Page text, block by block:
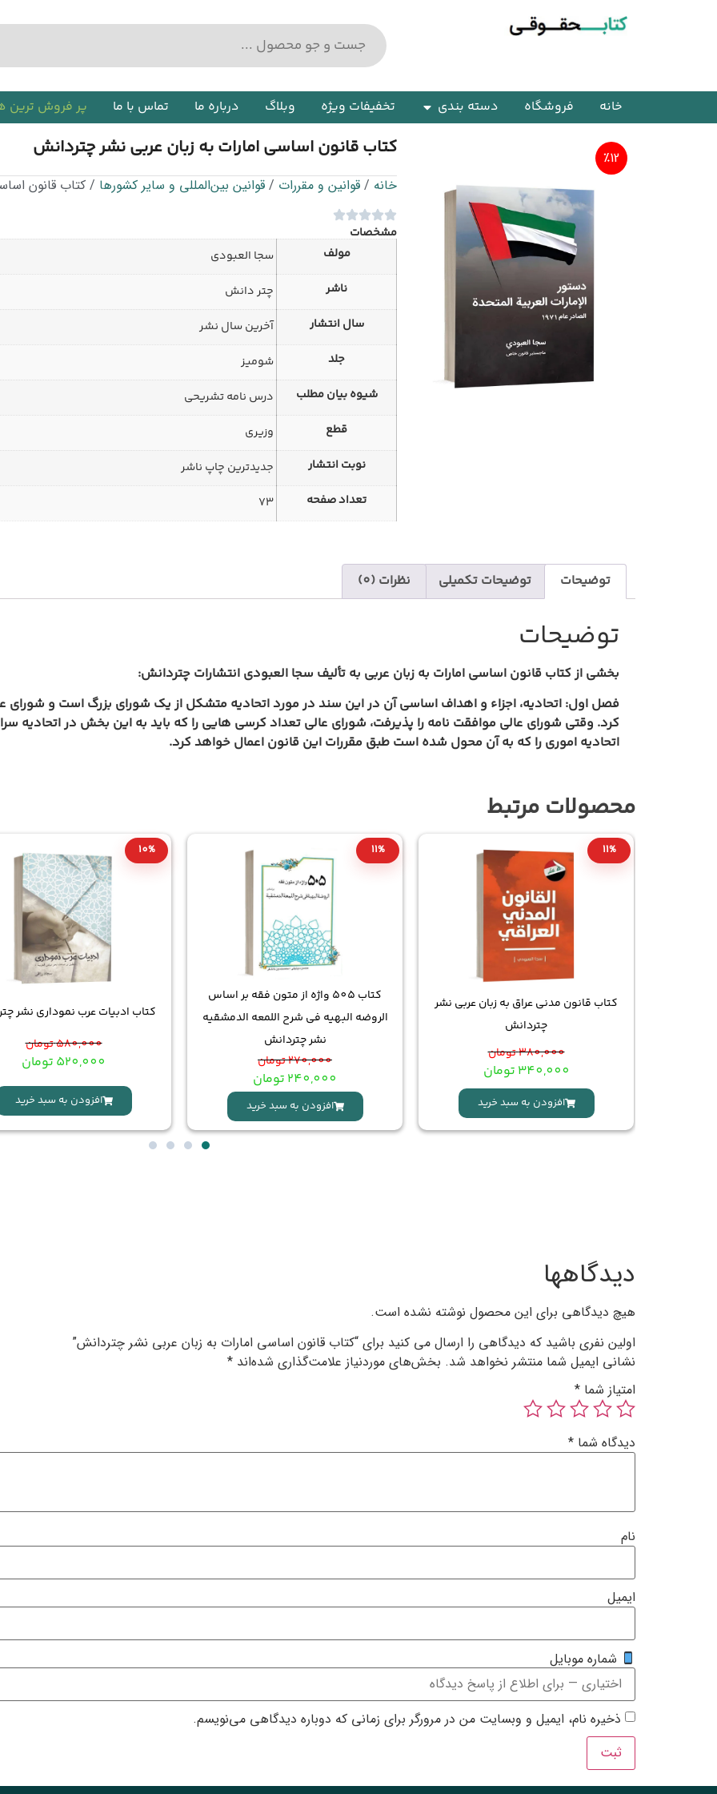
خانه فروشگاه دسته بندی تخفیفات ویژه وبلاگ درباره ما تماس با ما پر فروش ترین
٪12 کتاب قانون اساسی امارات به زبان عربی نشر چتردانش
خانه / قوانین و مقررات / قوانین بین‌المللی و سایر کشورها / کتاب قانون
مشخصات
مولف
سجا العبودی
ناشر
چتر دانش
سال انتشار
آخرین سال نشر
جلد
شومیز
شیوه بیان مطلب
درس نامه تشریحی
قطع
وزیری
نوبت انتشار
جدیدترین چاپ ناشر
تعداد صفحه
73
توضیحات توضیحات تکمیلی نظرات (0)
توضیحات
بخشی از کتاب قانون اساسی امارات به زبان عربی به تألیف سجا العبودی انتشارات چتردانش:
فصل اول: اتحادیه، اجزاء و اهداف اساسی آن در این سند در مورد اتحادیه متشکل از یک شورای بزرگ است و شورای
اتحادیه اموری را که به آن محول شده است طبق مقررات این قانون اعمال خواهد کرد.
محصولات مرتبط
11%
کتاب قانون مدنی عراق به زبان عربی نشر
چتردانش
380,000تومان
340,000 تومان
افزودن به سبد خرید
11%
کتاب 505 واژه از متون فقه بر اساس
الروضه البهیه فی شرح اللمعه الدمشقیه
نشر چتردانش
270,000تومان
240,000 تومان
افزودن به سبد خرید
10%
کتاب ادبیات عرب نموداری نشر
580,000تومان
520,000 تومان
افزودن به سبد خرید
دیدگاهها
هیچ دیدگاهی برای این محصول نوشته نشده است.
اولین نفری باشید که دیدگاهی را ارسال می کنید برای “کتاب قانون اساسی امارات به زبان عربی نشر چتردانش”
نشانی ایمیل شما منتشر نخواهد شد. بخش‌های موردنیاز علامت‌گذاری شده‌اند *
امتیاز شما *
دیدگاه شما *
نام
ایمیل
شماره موبایل
ذخیره نام، ایمیل و وبسایت من در مرورگر برای زمانی که دوباره دیدگاهی می‌نویسم.